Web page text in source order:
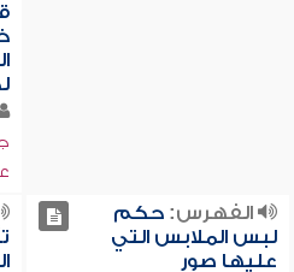
الفهرس:حكم
لبس الملابس التي
عليها صور